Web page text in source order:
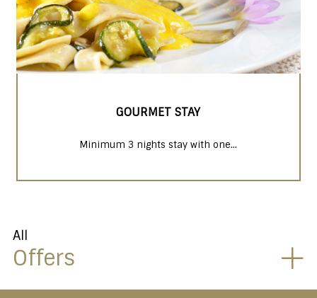
GOURMET STAY
Minimum 3 nights stay with one...
All
Offers